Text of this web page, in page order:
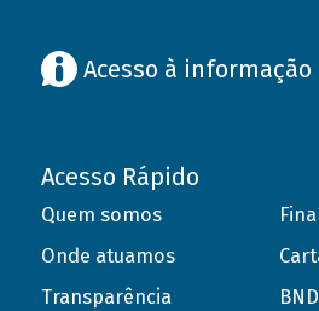
Acesso à informação
Acesso Rápido
Quem somos
Onde atuamos
Transparência